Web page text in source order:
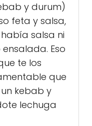
y durum)
feta y salsa,
salsa ni
Eso
te los
que
kebab y
lechuga